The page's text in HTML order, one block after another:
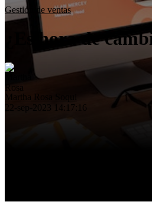
Eficiencia operativa
Insights
Nosotros
Contacto
Gestión de ventas
¿Es hora de
Martha Rosa Soqui
22-sep-2023 14:17:16